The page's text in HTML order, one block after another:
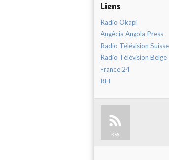
Liens
Radio Okapi
Angêcia Angola Press
Radio Télévision Suisse
Radio Télévision Belge
France 24
RFI
RSS